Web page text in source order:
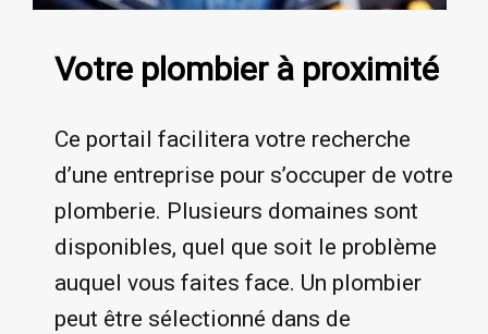
Votre plombier à proximité
Ce portail facilitera votre recherche
d’une entreprise pour s’occuper de votre
plomberie. Plusieurs domaines sont
disponibles, quel que soit le problème
auquel vous faites face. Un plombier
peut être sélectionné dans de